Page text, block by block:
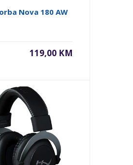
Nova 180 AW
119,00 KM